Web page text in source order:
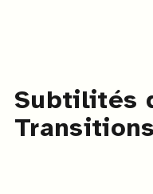
Subtilités
Transitions